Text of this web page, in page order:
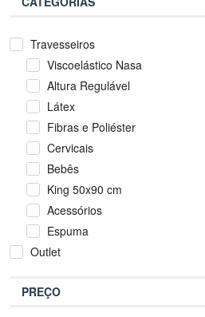
Travesseiros
Viscoelástico Nasa
Altura Regulável
Látex
Fibras e Poliéster
Cervicais
Bebês
King 50x90 cm
Acessórios
Espuma
Outlet
PREÇO